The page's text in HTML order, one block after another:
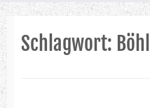
Schlagwort: